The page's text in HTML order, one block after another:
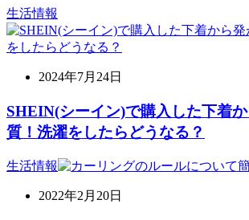
生活情報
2024年7月24日
SHEIN(シーイン)で購入した下着
質！洗濯をしたらどうなる？
生活情報
2022年2月20日